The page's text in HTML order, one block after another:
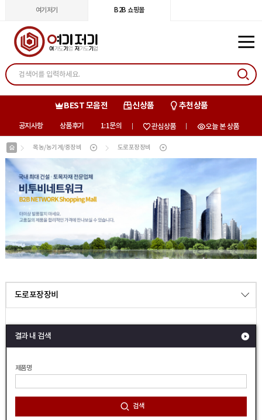
여기저기 B2B 쇼핑몰
BEST 모음전 신상품 추천상품
공지사항 상품후기 1:1문의 관심상품 오늘 본 상품
목농/농기계/중장비 도로포장장비
도로포장장비
결과 내 검색
제품명
검색